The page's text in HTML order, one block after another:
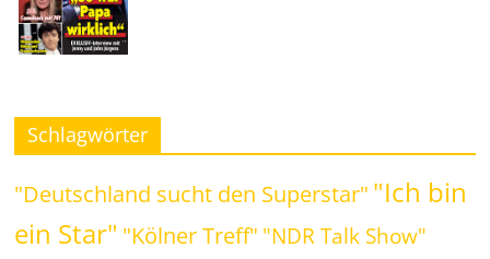
Schlagwörter
"Deutschland sucht den Superstar" "Ich bin
ein Star" "Kölner Treff" "NDR Talk Show"